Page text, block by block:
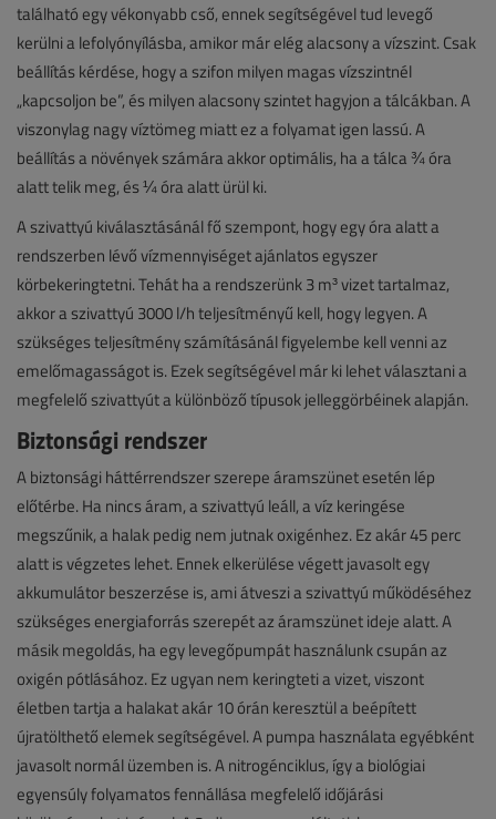
található egy vékonyabb cső, ennek segítségével tud levegő
kerülni a lefolyónyílásba, amikor már elég alacsony a vízszint. Csak
beállítás kérdése, hogy a szifon milyen magas vízszintnél
„kapcsoljon be”, és milyen alacsony szintet hagyjon a tálcákban. A
viszonylag nagy víztömeg miatt ez a folyamat igen lassú. A
beállítás a növények számára akkor optimális, ha a tálca ¾ óra
alatt telik meg, és ¼ óra alatt ürül ki.
A szivattyú kiválasztásánál fő szempont, hogy egy óra alatt a
rendszerben lévő vízmennyiséget ajánlatos egyszer
körbekeringtetni. Tehát ha a rendszerünk 3 m³ vizet tartalmaz,
akkor a szivattyú 3000 l/h teljesítményű kell, hogy legyen. A
szükséges teljesítmény számításánál figyelembe kell venni az
emelőmagasságot is. Ezek segítségével már ki lehet választani a
megfelelő szivattyút a különböző típusok jelleggörbéinek alapján.
Biztonsági rendszer
A biztonsági háttérrendszer szerepe áramszünet esetén lép
előtérbe. Ha nincs áram, a szivattyú leáll, a víz keringése
megszűnik, a halak pedig nem jutnak oxigénhez. Ez akár 45 perc
alatt is végzetes lehet. Ennek elkerülése végett javasolt egy
akkumulátor beszerzése is, ami átveszi a szivattyú működéséhez
szükséges energiaforrás szerepét az áramszünet ideje alatt. A
másik megoldás, ha egy levegőpumpát használunk csupán az
oxigén pótlásához. Ez ugyan nem keringteti a vizet, viszont
életben tartja a halakat akár 10 órán keresztül a beépített
újratölthető elemek segítségével. A pumpa használata egyébként
javasolt normál üzemben is. A nitrogénciklus, így a biológiai
egyensúly folyamatos fennállása megfelelő időjárási